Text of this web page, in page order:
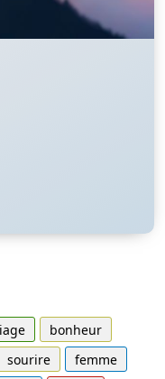
bonheur
sourire
femme